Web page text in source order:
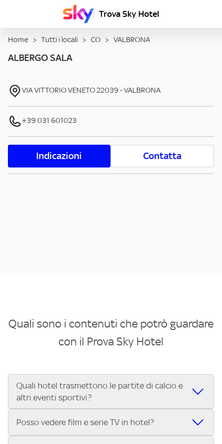
Trova Sky Hotel
Home > Tutti i locali > CO > VALBRONA
ALBERGO SALA
VIA VITTORIO VENETO22039 -VALBRONA
+39 031 601023
Indicazioni Contatta
Quali sono i contenuti che potrò guardare
con il Prova Sky Hotel
Quali hotel trasmettono le partite di calcio e
altri eventi sportivi?
Se cerchi un hotel dove poter vedere le partite di Serie A,
Posso vedere film e serie TV in hotel?